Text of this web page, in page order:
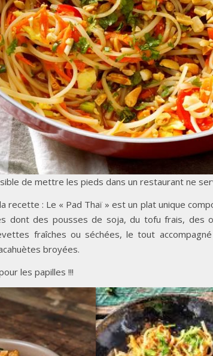
de mettre les pieds dans un restaurant ne
recette : Le « Pad Thaï » est un plat unique
dont des pousses de soja, du tofu frais, des
fraîches ou séchées, le tout
broyées.
les papilles !!!